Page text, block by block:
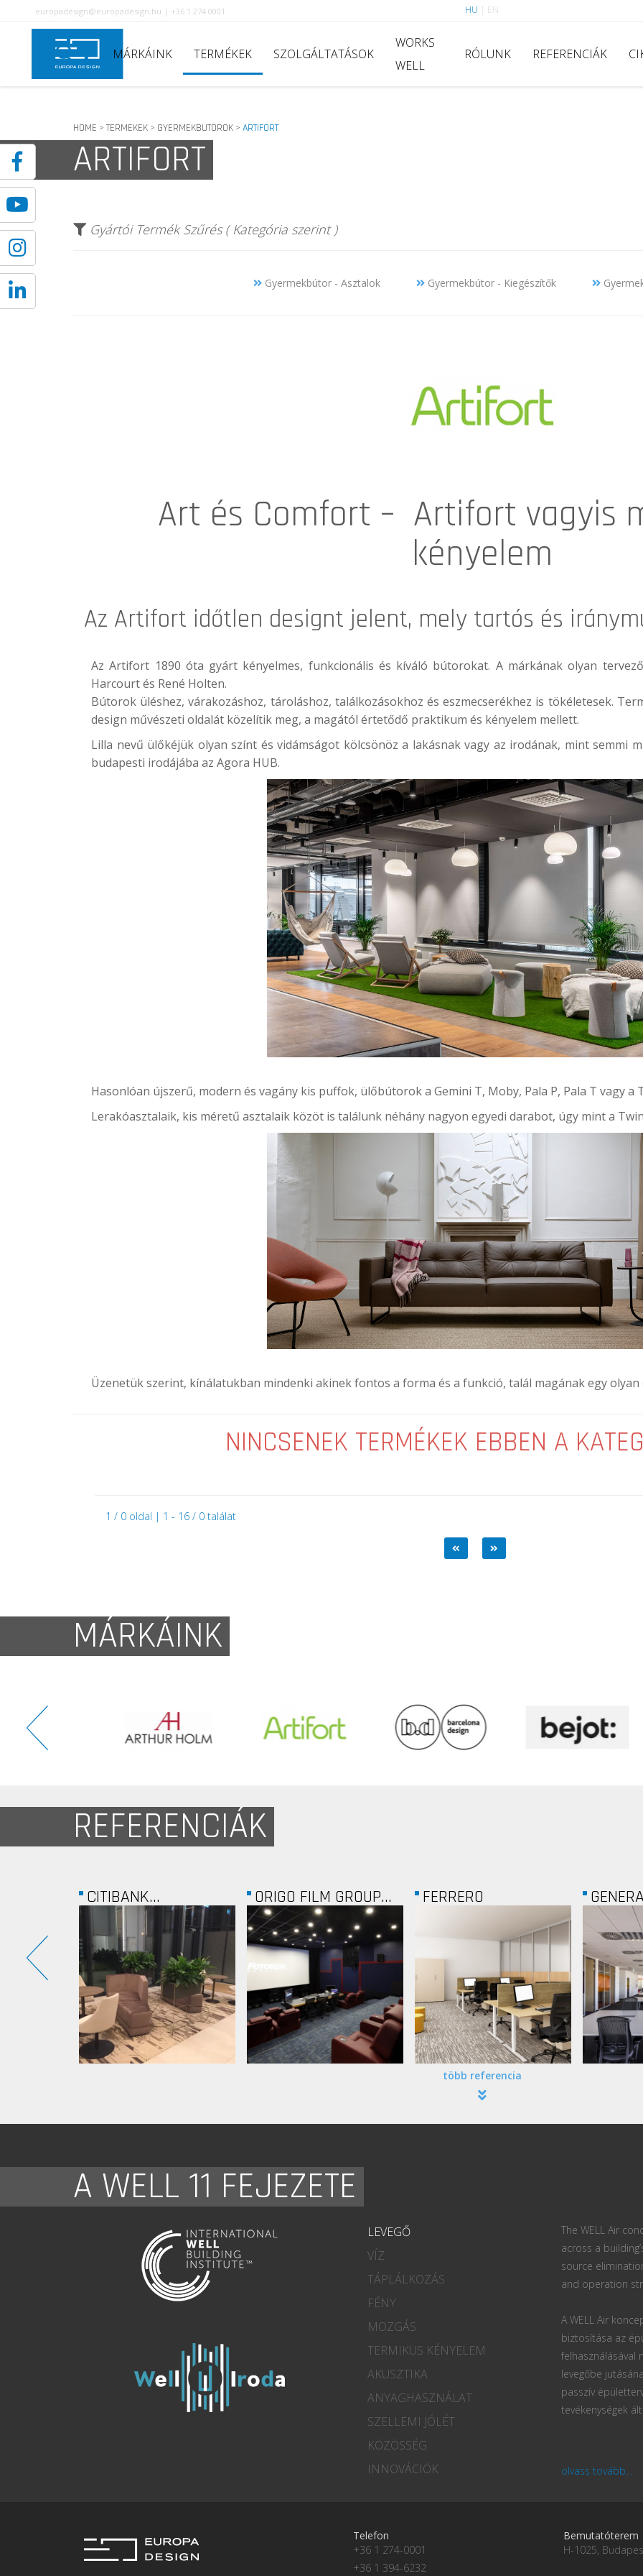
europadesign@europadesign.hu | +36 1 274 0001 HU EN
MÁRKÁINK TERMÉKEK SZOLGÁLTATÁSOK
WORKS
WELL
RÓLUNK REFERENCIÁK
HOME > TERMEKEK > GYERMEKBUTOROK > ARTIFORT
ARTIFORT
Gyártói Termék Szűrés ( Kategória szerint )
Gyermekbútor - Asztalok Gyermekbútor - Kiegészítők
Art és Comfort – Artifort vagyis
kényelem
Az Artifort időtlen designt jelent, mely tartós és
Az Artifort 1890 óta gyárt kényelmes, funkcionális és kíváló bútorokat. A márkának olyan
Harcourt és René Holten.
Bútorok üléshez, várakozáshoz, tároláshoz, találkozásokhoz és eszmecserékhez is tökéletesek.
design művészeti oldalát közelítik meg, a magától értetődő praktikum és kényelem mellett.
Lilla nevű ülőkéjük olyan színt és vidámságot kölcsönöz a lakásnak vagy az irodának, mint semmi
budapesti irodájába az Agora HUB.
Hasonlóan újszerű, modern és vagány kis puffok, ülőbútoroka Gemini T, Moby, Pala P, Pala T vagy a
Lerakóasztalaik, kis méretű asztalaik közöt is találunk néhány nagyon egyedi darabot, úgy mint a
Üzenetük szerint, kínálatukban mindenki akinek fontos a forma és a funkció, talál magának egy
NINCSENEK TERMÉKEK EBBEN A
1 / 0 oldal | 1 - 16 / 0 találat
MÁRKÁINK
REFERENCIÁK
ORIGO FILM GROUP... FERRERO GENERAL MOTORS FERRY
több referencia
A WELL 11 FEJEZETE
LEVEGŐ
VÍZ
TÁPLÁLKOZÁS
FÉNY
MOZGÁS
TERMIKUS KÉNYELEM
AKUSZTIKA
ANYAGHASZNÁLAT
SZELLEMI JÓLÉT
KÖZÖSSÉG
INNOVÁCIÓK
The WELL Air
across a
source
and operation
A WELL Air
biztosítása az
felhasználásával
levegőbe
passzív
tevékenységek
olvass tovább...
Telefon
+36 1 274-0001
+36 1 394-6232
Bemutatóterem
H-1025,